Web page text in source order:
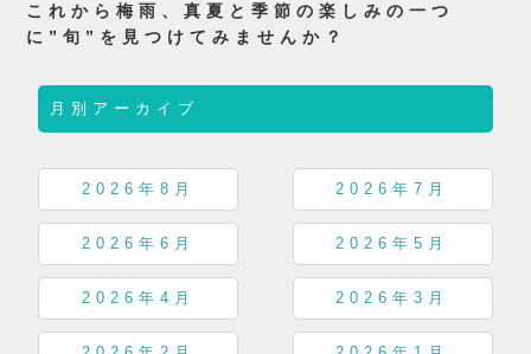
これから梅雨、真夏と季節の楽しみの一つ
に”旬”を見つけてみませんか？
月別アーカイブ
2026年8月 2026年7月
2026年6月 2026年5月
2026年4月 2026年3月